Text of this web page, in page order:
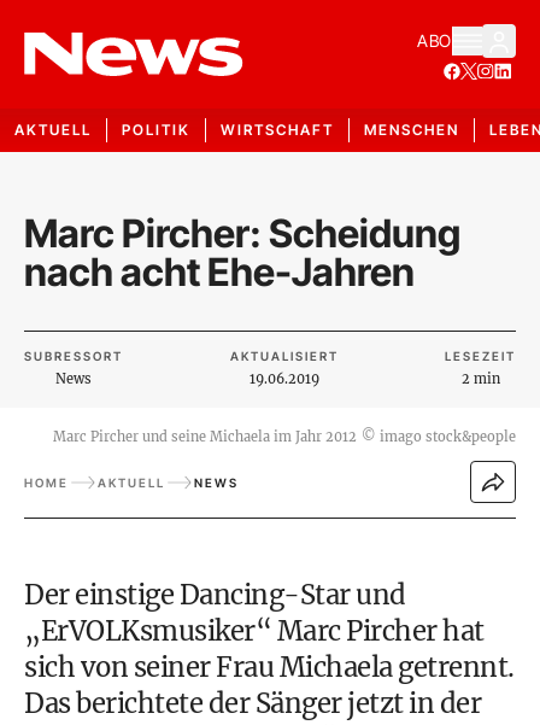
ABO
AKTUELL POLITIK WIRTSCHAFT MENSCHEN
Marc Pircher: Scheidung
nach acht Ehe-Jahren
SUBRESSORT
News
AKTUALISIERT
19.06.2019
LESEZEIT
2 min
Marc Pircher und seine Michaela im Jahr 2012 © imago stock&people
HOME AKTUELL NEWS
Der einstige Dancing-Star und
„ErVOLKsmusiker“ Marc Pircher hat
sich von seiner Frau Michaela getrennt.
Das berichtete der Sänger jetzt in der